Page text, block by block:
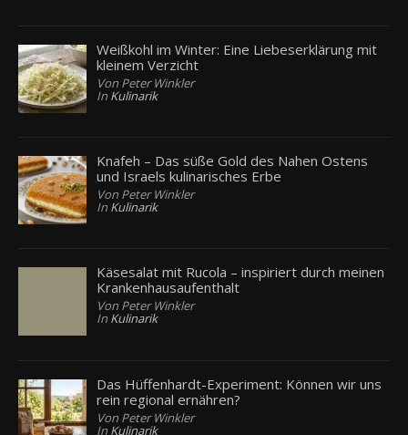
Weißkohl im Winter: Eine Liebeserklärung mit
kleinem Verzicht
Von Peter Winkler
In Kulinarik
Knafeh – Das süße Gold des Nahen Ostens
und Israels kulinarisches Erbe
Von Peter Winkler
In Kulinarik
Käsesalat mit Rucola – inspiriert durch meinen
Krankenhausaufenthalt
Von Peter Winkler
In Kulinarik
Das Hüffenhardt-Experiment: Können wir uns
rein regional ernähren?
Von Peter Winkler
In Kulinarik